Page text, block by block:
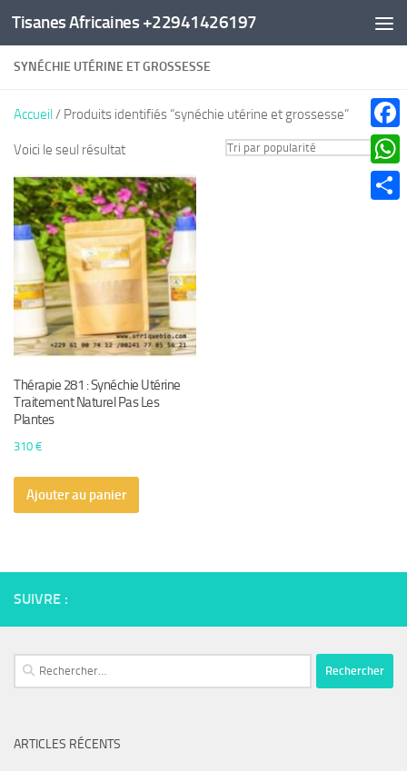
Au dessous du contenu
Tisanes Africaines +22941426197
SYNÉCHIE UTÉRINE ET GROSSESSE
Accueil/ Produits identifiés “synéchie utérine et grossesse”
Voici le seul résultat
Thérapie 281 : Synéchie Utérine
Traitement Naturel Pas Les
Plantes
310 €
Ajouter au panier
SUIVRE :
Rechercher :
ARTICLES RÉCENTS